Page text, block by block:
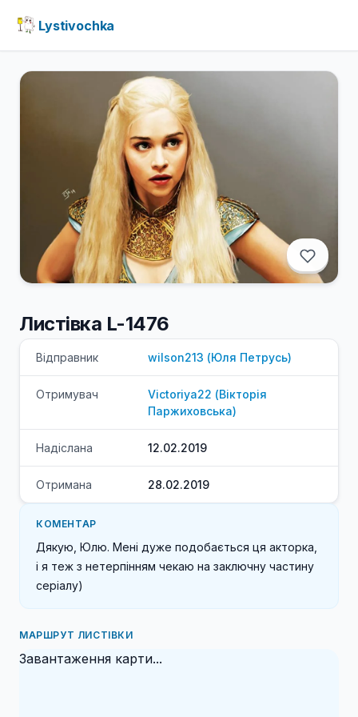
Lystivochka
Листівка L-1476
Відправник wilson213 (Юля Петрусь)
Отримувач Victoriya22 (Вікторія
Паржиховська)
Надіслана 12.02.2019
Отримана 28.02.2019
КОМЕНТАР
Дякую, Юлю. Мені дуже подобається ця акторка,
і я теж з нетерпінням чекаю на заключну частину
серіалу)
МАРШРУТ ЛИСТІВКИ
Завантаження карти...